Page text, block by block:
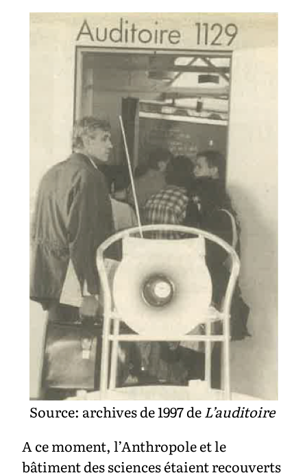
Source: archives de 1997 deL’auditoire
A ce moment, l’Anthropole et le
bâtiment des sciences étaient recouverts